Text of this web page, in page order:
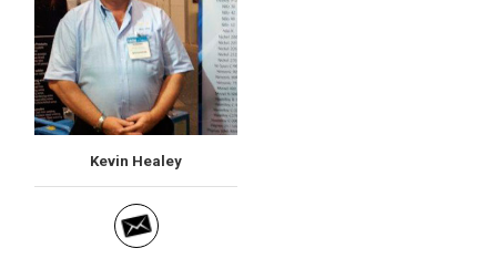
Kevin Healey